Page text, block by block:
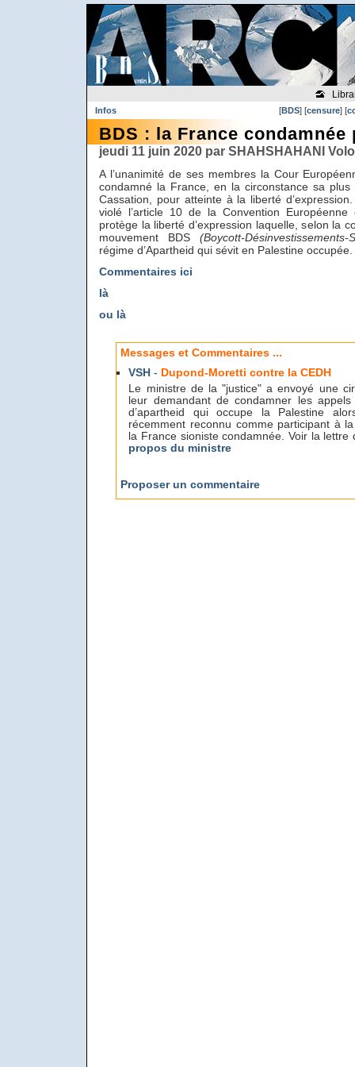
[BDS] [censure] [
Infos
BDS : la France condamnée
jeudi 11 juin 2020 par SHAHSHAHANI
A l’unanimité de ses membres la Cour
condamné la France, en la circonstance sa
Cassation, pour atteinte à la liberté
violé l’article 10 de la Convention
protège la liberté d’expression laquelle, selon la
mouvement BDS (Boycott-Désinvestissements-
régime d’Apartheid qui sévit en Palestine occupée.
Commentaires ici
là
ou là
Messages et Commentaires ...
VSH- Dupond-Moretti contre la CEDH
Le ministre de la "justice" a envoyé une
leur demandant de condamner les
d’apartheid qui occupe la Palestine
récemment reconnu comme participant à
la France sioniste condamnée. Voir la lettre
propos du ministre
Proposer un commentaire